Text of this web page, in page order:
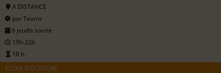
A DISTANCE
par Teams
6 jeudis soirée
19h-22h
18 h.
ÉCOLE D'ÉCRITURE